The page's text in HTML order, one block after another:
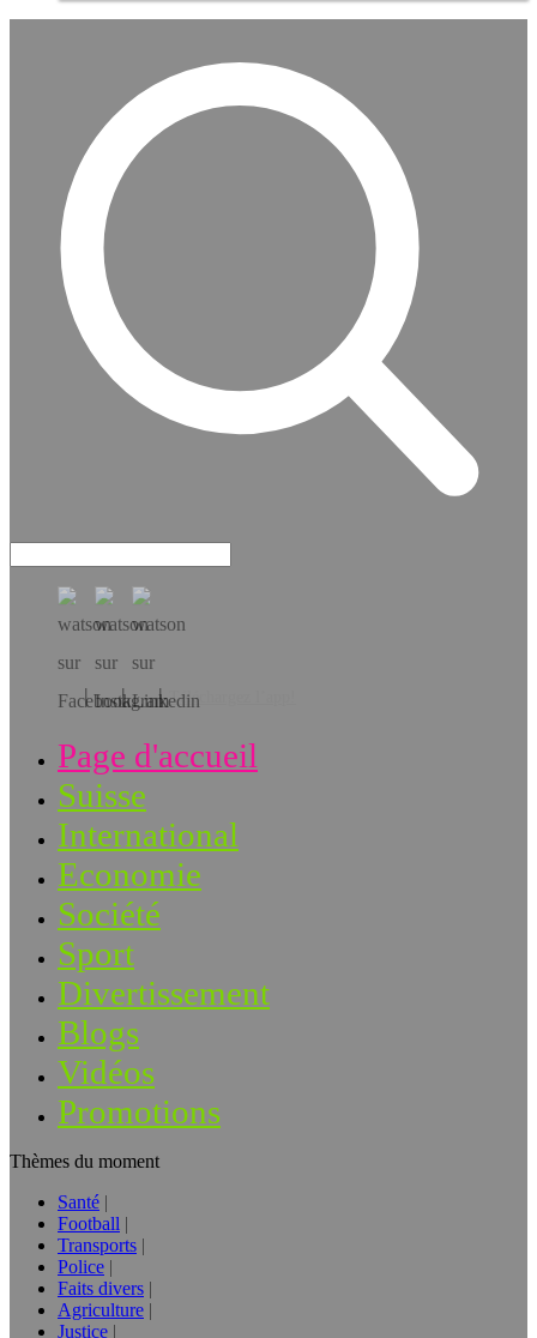
Téléchargez l’app!
Page d'accueil
Suisse
International
Economie
Société
Sport
Divertissement
Blogs
Vidéos
Promotions
Thèmes du moment
Santé
Football
Transports
Police
Faits divers
Agriculture
Justice